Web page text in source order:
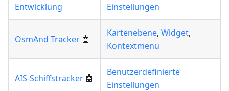
Entwicklung
Einstellungen
OsmAnd Tracker 🤖
Kartenebene, Widget,
Kontextmenü
AIS-Schiffstracker 🤖
Benutzerdefinierte
Einstellungen